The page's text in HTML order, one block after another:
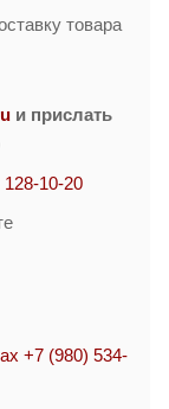
товара
и прислать
10-20
+7 (980) 534-